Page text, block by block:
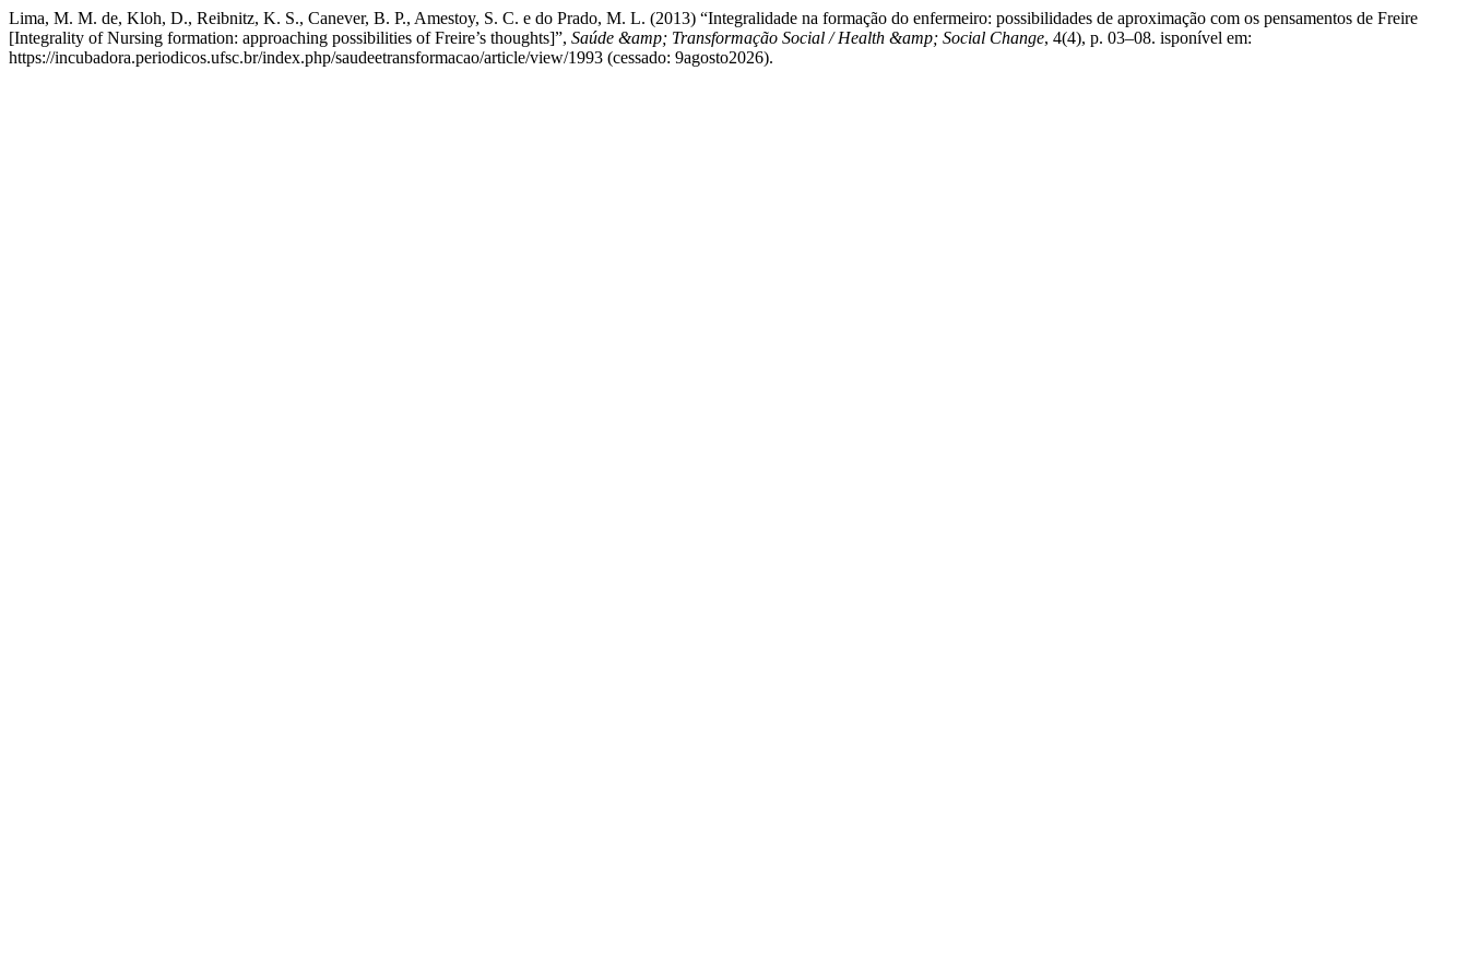
Lima, M. M. de, Kloh, D., Reibnitz, K. S., Canever, B. P., Amestoy, S. C. e do Prado, M. L. (2013) “Integralidade na formação do enfermeiro: possibilidades de aproximação com os pensamentos de Freire
[Integrality of Nursing formation: approaching possibilities of Freire’s thoughts]”, Saúde &amp; Transformação Social / Health &amp; Social Change, 4(4), p. 03–08. isponível em:
https://incubadora.periodicos.ufsc.br/index.php/saudeetransformacao/article/view/1993 (cessado: 9agosto2026).